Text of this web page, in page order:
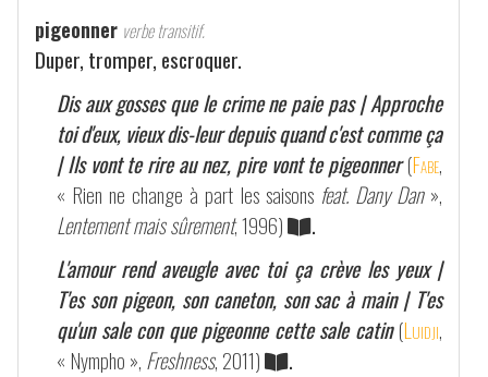
pigeonner verbe transitif.
Duper, tromper, escroquer.
Dis aux gosses que le crime ne paie pas | Approche
toi d'eux, vieux dis-leur depuis quand c'est comme ça
| Ils vont te rire au nez, pire vont te pigeonner (Fabe,
« Rien ne change à part les saisons feat. Dany Dan»,
Lentement mais sûrement, 1996)
.
L'amour rend aveugle avec toi ça crève les yeux |
T'es son pigeon, son caneton, son sac à main | T'es
qu'un sale con que pigeonne cette sale catin (Luidji,
« Nympho », Freshness, 2011)
.